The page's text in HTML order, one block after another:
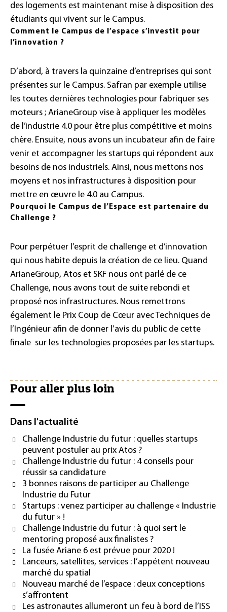
des logements est maintenant mise à disposition des
étudiants qui vivent sur le Campus.
Comment le Campus de l’espace s’investit pour
l’innovation ?
D’abord, à travers la quinzaine d’entreprises qui sont
présentes sur le Campus. Safran par exemple utilise
les toutes dernières technologies pour fabriquer ses
moteurs ; ArianeGroup vise à appliquer les modèles
de l’industrie 4.0 pour être plus compétitive et moins
chère. Ensuite, nous avons un incubateur afin de faire
venir et accompagner les startups qui répondent aux
besoins de nos industriels. Ainsi, nous mettons nos
moyens et nos infrastructures à disposition pour
mettre en œuvre le 4.0 au Campus.
Pourquoi le Campus de l’Espace est partenaire du
Challenge ?
Pour perpétuer l’esprit de challenge et d’innovation
qui nous habite depuis la création de ce lieu. Quand
ArianeGroup, Atos et SKF nous ont parlé de ce
Challenge, nous avons tout de suite rebondi et
proposé nos infrastructures. Nous remettrons
également le Prix Coup de Cœur avec Techniques de
l’Ingénieur afin de donner l’avis du public de cette
finale sur les technologies proposées par les startups.
Pour aller plus loin
Dans l'actualité
Challenge Industrie du futur : quelles startups
peuvent postuler au prix Atos ?
Challenge Industrie du futur : 4 conseils pour
réussir sa candidature
3 bonnes raisons de participer au Challenge
Industrie du Futur
Startups : venez participer au challenge « Industrie
du futur » !
Challenge Industrie du futur : à quoi sert le
mentoring proposé aux finalistes ?
La fusée Ariane 6 est prévue pour 2020 !
Lanceurs, satellites, services : l’appétent nouveau
marché du spatial
Nouveau marché de l’espace : deux conceptions
s’affrontent
Les astronautes allumeront un feu à bord de l’ISS